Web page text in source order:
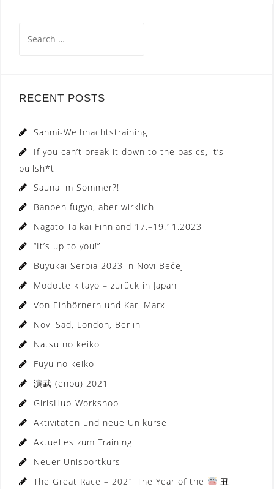
for:
RECENT POSTS
Sanmi-Weihnachtstraining
If you can’t break it down to the basics, it’s
bullsh*t
Sauna im Sommer?!
Banpen fugyo, aber wirklich
Nagato Taikai Finnland 17.–19.11.2023
“It’s up to you!”
Buyukai Serbia 2023 in Novi Bečej
Modotte kitayo – zurück in Japan
Von Einhörnern und Karl Marx
Novi Sad, London, Berlin
Natsu no keiko
Fuyu no keiko
演武 (enbu) 2021
GirlsHub-Workshop
Aktivitäten und neue Unikurse
Aktuelles zum Training
Neuer Unisportkurs
The Great Race – 2021 The Year of the
丑